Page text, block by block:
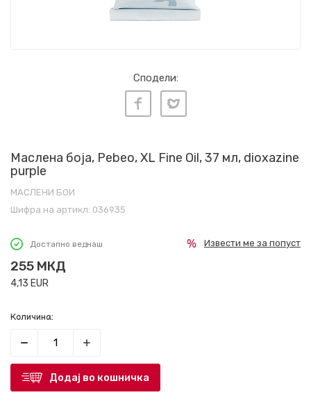
Сподели:
Маслена боја, Pebeo, XL Fine Oil, 37 мл, dioxazine
purple
МАСЛЕНИ БОИ
Шифра на артикл: 036935
Достапно веднаш
255 МКД
4,13 EUR
Извести ме за попуст
Количина:
Додај во кошничка